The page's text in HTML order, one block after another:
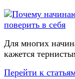
Для многих
кажется
Перейти к